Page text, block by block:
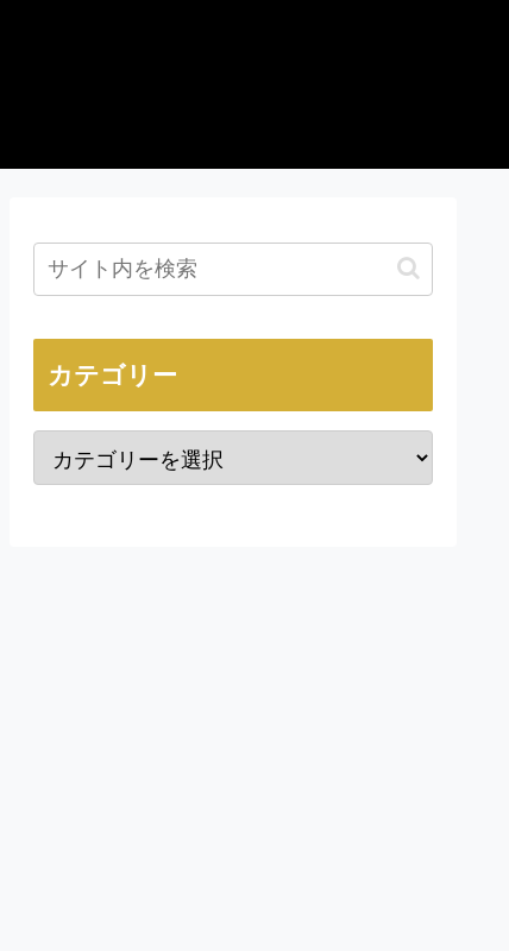
カテゴリー